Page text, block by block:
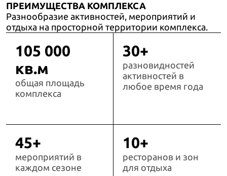
ПРЕИМУЩЕСТВА КОМПЛЕКСА
Разнообразие активностей, мероприятий и
отдыха на просторной территории комплекса.
105 000
кв.м
общая площадь
комплекса
30+
разновидностей
активностей в
любое время года
45+
мероприятий в
каждом сезоне
10+
ресторанов и зон
для отдыха